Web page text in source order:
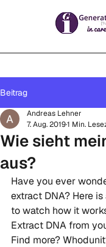
Beitrag
Wie sieht
aus?
Andreas Lehner
7. Aug. 20191 Min.
Have you ever
extract DNA? Here is
to watch how it
Extract DNA from
Find more?